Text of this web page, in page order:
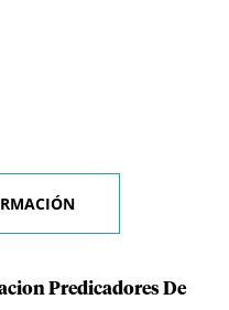
Predicadores De